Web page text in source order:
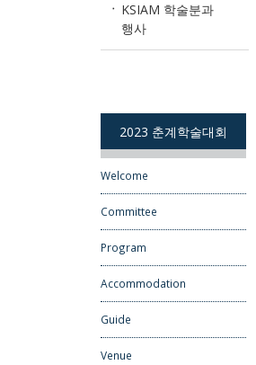
KSIAM 학술분과
행사
2023 춘계학술대회
Welcome
Committee
Program
Accommodation
Guide
Venue